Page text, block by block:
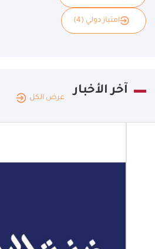
امتياز دولي (4)
آخر الأخبار
عرض الكل
والاستحواذ